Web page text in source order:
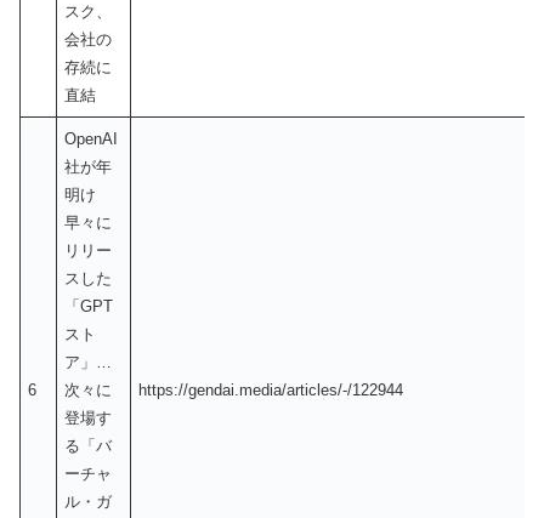
スク、
会社の
存続に
直結
6
OpenAI
社が年
明け
早々に
リリー
スした
「GPT
スト
ア」…
次々に
登場す
る「バ
ーチャ
ル・ガ
https://gendai.media/articles/-/122944